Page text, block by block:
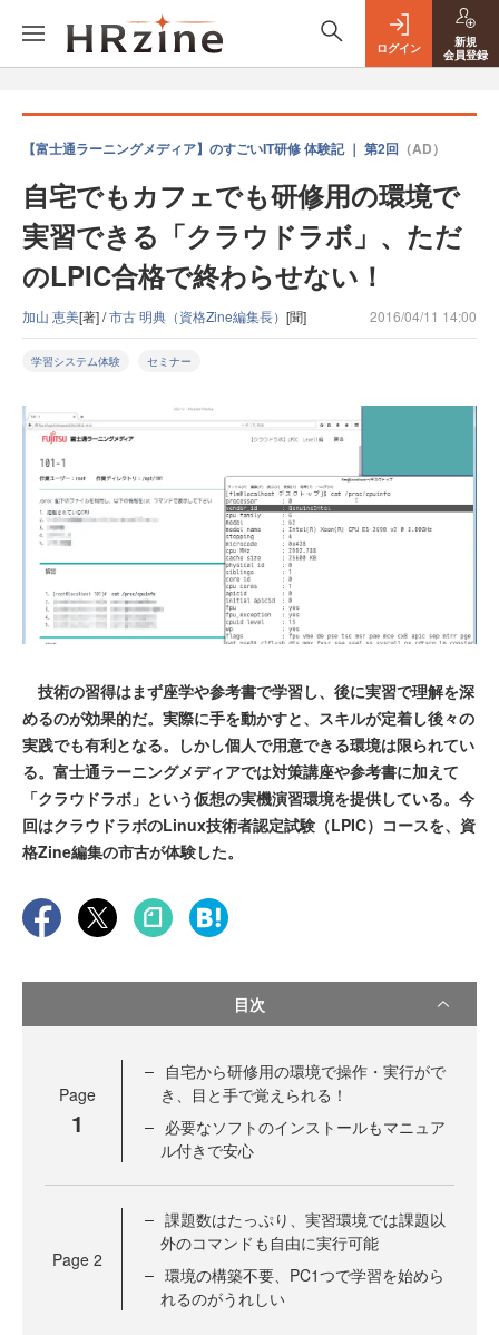
ログイン
新規
会員登録
【富士通ラーニングメディア】のすごいIT研修 体験記 ｜ 第2回 （AD）
自宅でもカフェでも研修用の環境で
実習できる「クラウドラボ」、ただ
のLPIC合格で終わらせない！
加山 恵美[著] /市古 明典（資格Zine編集長） [聞] 2016/04/11 14:00
学習システム体験 セミナー
技術の習得はまず座学や参考書で学習し、後に実習で理解を深
めるのが効果的だ。実際に手を動かすと、スキルが定着し後々の
実践でも有利となる。しかし個人で用意できる環境は限られてい
る。富士通ラーニングメディアでは対策講座や参考書に加えて
「クラウドラボ」という仮想の実機演習環境を提供している。今
回はクラウドラボのLinux技術者認定試験（LPIC）コースを、資
格Zine編集の市古が体験した。
目次
Page
1
自宅から研修用の環境で操作・実行がで
き、目と手で覚えられる！
必要なソフトのインストールもマニュア
ル付きで安心
Page 2
課題数はたっぷり、実習環境では課題以
外のコマンドも自由に実行可能
環境の構築不要、PC1つで学習を始めら
れるのがうれしい